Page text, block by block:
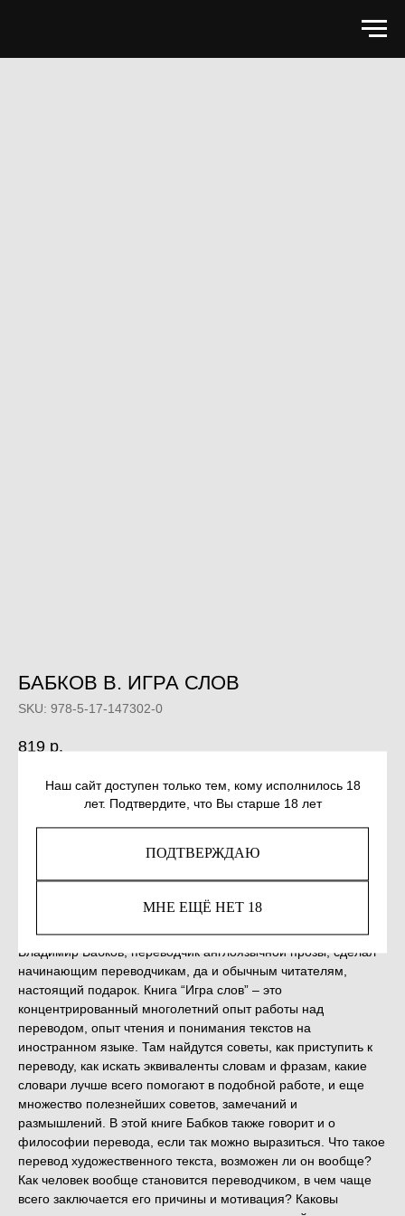
Наш сайт доступен только тем, кому исполнилось 18
лет. Подтвердите, что Вы старше 18 лет
ПОДТВЕРЖДАЮ
МНЕ ЕЩЁ НЕТ 18
БАБКОВ В. ИГРА СЛОВ
SKU: 978-5-17-147302-0
819 р.
Out of stock
Незаконное потребление наркотических средств,
психотропных веществ, их аналогов причиняет вред
установленную законодательством ответственность.
Владимир Бабков, переводчик англоязычной прозы, сделал
начинающим переводчикам, да и обычным читателям,
настоящий подарок. Книга “Игра слов” – это
концентрированный многолетний опыт работы над
переводом, опыт чтения и понимания текстов на
иностранном языке. Там найдутся советы, как приступить к
переводу, как искать эквиваленты словам и фразам, какие
словари лучше всего помогают в подобной работе, и еще
множество полезнейших советов, замечаний и
размышлений. В этой книге Бабков также говорит и о
философии перевода, если так можно выразиться. Что такое
перевод художественного текста, возможен ли он вообще?
Как человек вообще становится переводчиком, в чем чаще
всего заключается его причины и мотивация? Каковы